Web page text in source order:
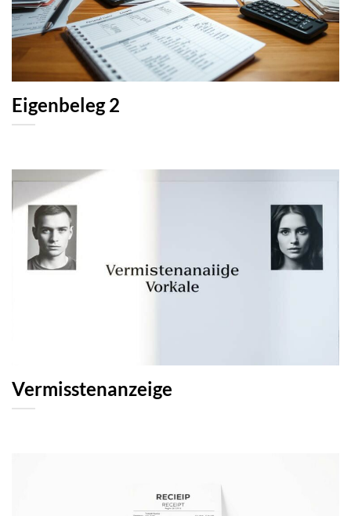
Eigenbeleg 2
Vermisstenanzeige